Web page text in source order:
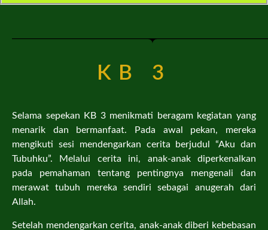
KB 3
Selama sepekan KB 3 menikmati beragam kegiatan yang
menarik dan bermanfaat. Pada awal pekan, mereka
mengikuti sesi mendengarkan cerita berjudul “Aku dan
Tubuhku”. Melalui cerita ini, anak-anak diperkenalkan
pada pemahaman tentang pentingnya mengenali dan
merawat tubuh mereka sendiri sebagai anugerah dari
Allah.
Setelah mendengarkan cerita, anak-anak diberi kebebasan